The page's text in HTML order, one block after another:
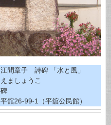
江間章子 詩碑 「水と風」
えましょうこ
碑
平舘26-99-1（平舘公民館）